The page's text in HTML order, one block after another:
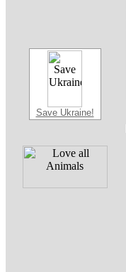
Save Ukraine!